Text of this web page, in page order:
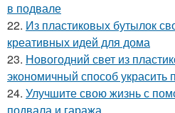
в подвале
22. Из пластиковых бутылок
креативных идей для дома
23. Новогодний свет из
экономичный способ украсить
24. Улучшите свою жизнь с